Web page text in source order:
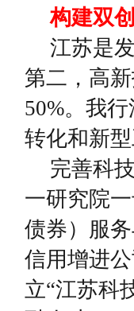
构建双
江苏是
第二，高
50%。我行
转化和新
完善科
一研究院
债券）服
信用增进
立“江苏科